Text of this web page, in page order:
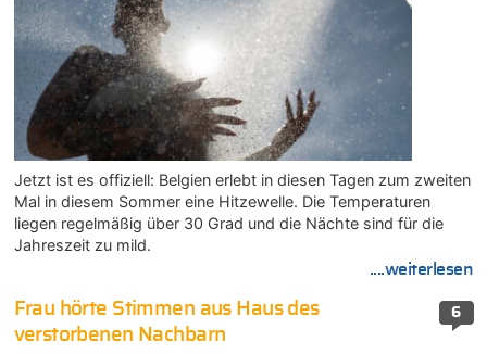
Jetzt ist es offiziell: Belgien erlebt in diesen Tagen zum zweiten
Mal in diesem Sommer eine Hitzewelle. Die Temperaturen
liegen regelmäßig über 30 Grad und die Nächte sind für die
Jahreszeit zu mild.
....weiterlesen
6
Frau hörte Stimmen aus Haus des
verstorbenen Nachbarn